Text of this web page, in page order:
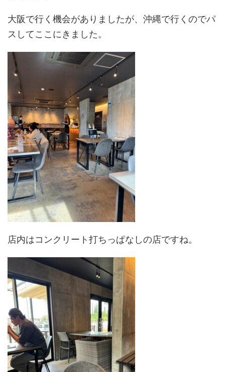
大阪で行く機会がありましたが、沖縄で行くのでパ
スしてここにきました。
店内はコンクリート打ちっぱなしの店ですね。